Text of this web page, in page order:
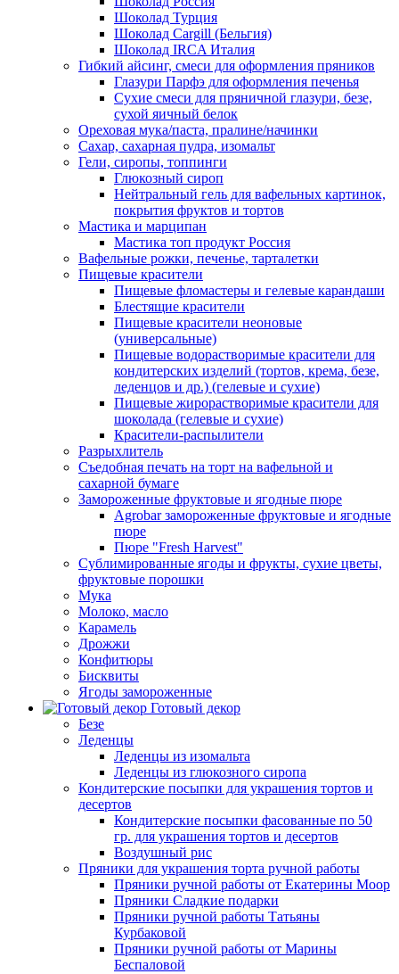
Шоколад Турция
Шоколад Cargill (Бельгия)
Шоколад IRCA Италия
Гибкий айсинг, смеси для оформления пряников
Глазури Парфэ для оформления печенья
Сухие смеси для пряничной глазури, безе,
сухой яичный белок
Ореховая мука/паста, пралине/начинки
Сахар, сахарная пудра, изомальт
Гели, сиропы, топпинги
Глюкозный сироп
Нейтральный гель для вафельных картинок,
покрытия фруктов и тортов
Мастика и марципан
Мастика топ продукт Россия
Вафельные рожки, печенье, тарталетки
Пищевые красители
Пищевые фломастеры и гелевые карандаши
Блестящие красители
Пищевые красители неоновые
(универсальные)
Пищевые водорастворимые красители для
кондитерских изделий (тортов, крема, безе,
леденцов и др.) (гелевые и сухие)
Пищевые жирорастворимые красители для
шоколада (гелевые и сухие)
Красители-распылители
Разрыхлитель
Съедобная печать на торт на вафельной и
сахарной бумаге
Замороженные фруктовые и ягодные пюре
Agrobar замороженные фруктовые и ягодные
пюре
Пюре "Fresh Harvest"
Сублимированные ягоды и фрукты, сухие цветы,
фруктовые порошки
Мука
Молоко, масло
Карамель
Дрожжи
Конфитюры
Бисквиты
Ягоды замороженные
Готовый декор
Безе
Леденцы
Леденцы из изомальта
Леденцы из глюкозного сиропа
Кондитерские посыпки для украшения тортов и
десертов
Кондитерские посыпки фасованные по 50
гр. для украшения тортов и десертов
Воздушный рис
Пряники для украшения торта ручной работы
Пряники ручной работы от Екатерины Моор
Пряники Сладкие подарки
Пряники ручной работы Татьяны
Курбаковой
Пряники ручной работы от Марины
Беспаловой